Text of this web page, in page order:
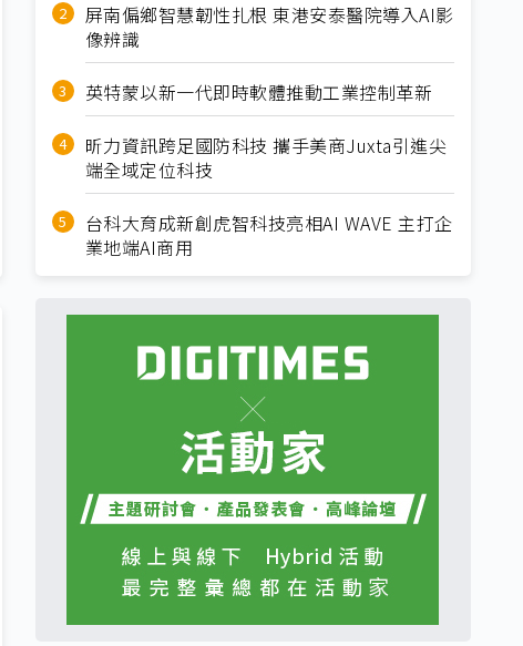
屏南偏鄉智慧韌性扎根 東港安泰醫院導入AI影
像辨識
英特蒙以新一代即時軟體推動工業控制革新
昕力資訊跨足國防科技 攜手美商Juxta引進尖
端全域定位科技
台科大育成新創虎智科技亮相AI WAVE 主打企
業地端AI商用